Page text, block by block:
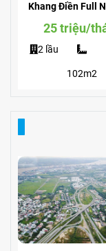
Khang Điền Full
Giá Siêu
25 triệu/
2 lầu
102m2